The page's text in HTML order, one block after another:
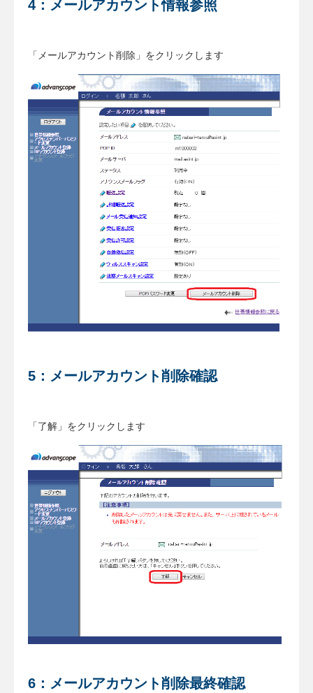
4：メールアカウント情報参照
「メールアカウント削除」をクリックします
5：メールアカウント削除確認
「了解」をクリックします
6：メールアカウント削除最終確認